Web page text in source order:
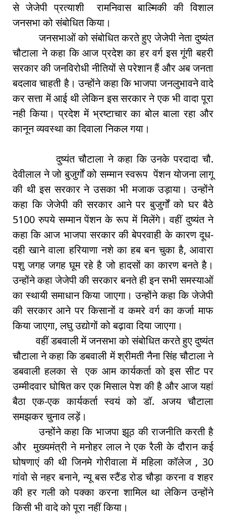
से जेजेपी प्रत्याशी रामनिवास बाल्मिकी की विशाल
जनसभा को संबोधित किया।
जनसभाओं को संबोधित करते हुए जेजेपी नेता दुष्यंत
चौटाला ने कहा कि आज प्रदेश का हर वर्ग इस गूंगी बहरी
सरकार की जनविरोधी नीतियों से परेशान हैं और अब जनता
बदलाव चाहती है। उन्होंने कहा कि भाजपा जनलुभावने वादे
कर सत्ता में आई थी लेकिन इस सरकार ने एक भी वादा पूरा
नही किया। प्रदेश में भ्रष्टाचार का बोल बाला रहा और
कानून व्यवस्था का दिवाला निकल गया।
दुष्यंत चौटाला ने कहा कि उनके परदादा चौ.
देवीलाल ने जो बुजुर्गों को सम्मान स्वरूप पेंशन योजना लागू
की थी इस सरकार ने उसका भी मजाक उड़ाया। उन्होंने
कहा कि जेजेपी की सरकार आने पर बुजुर्गों को घर बैठे
5100 रुपये सम्मान पेंशन के रूप में मिलेंगे। वहीं दुष्यंत ने
कहा कि आज भाजपा सरकार की बेपरवाही के कारण दूध-
दही खाने वाला हरियाणा नशे का हब बन चुका है, आवारा
पशु जगह जगह घूम रहे है जो हादसों का कारण बनते है।
उन्होंने कहा जेजेपी की सरकार बनते ही इन सभी समस्याओं
का स्थायी समाधान किया जाएगा। उन्होंने कहा कि जेजेपी
की सरकार आने पर किसानों व कमरे वर्ग का कर्जा माफ
किया जाएगा, लघु उद्योगों को बढ़ावा दिया जाएगा।
वहीं डबवाली में जनसभा को संबोधित करते हुए दुष्यंत
चौटाला ने कहा कि डबवाली में श्रीमती नैना सिंह चौटाला ने
डबवाली हलका से एक आम कार्यकर्ता को इस सीट पर
उम्मीदवार घोषित कर एक मिसाल पेश की है और आज यहां
बैठा एक-एक कार्यकर्ता स्वयं को डॉ. अजय चौटाला
समझकर चुनाव लड़ें।
उन्होंने कहा कि भाजपा झूठ की राजनीति करती है
और मुख्यमंत्री ने मनोहर लाल ने एक रैली के दौरान कई
घोषणाएं की थी जिनमे गोरीवाला में महिला कॉलेज , 30
गांवो से नहर बनाने, न्यू बस स्टैंड रोड चौड़ा करना व शहर
की हर गली को पक्का करना शामिल था लेकिन उन्होंने
किसी भी वादे को पूरा नहीं किया।